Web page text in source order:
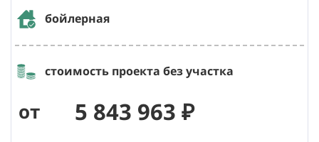
бойлерная
стоимость проекта без участка
от 5 843 963 ₽